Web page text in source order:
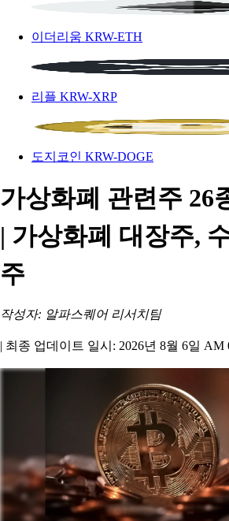
이더리움 KRW-ETH
리플 KRW-XRP
도지코인 KRW-DOGE
가상화폐 관련주 26
| 가상화폐 대장주,
주
작성자: 알파스퀘어 리서치팀
| 최종 업데이트 일시: 2026년 8월 6일 AM